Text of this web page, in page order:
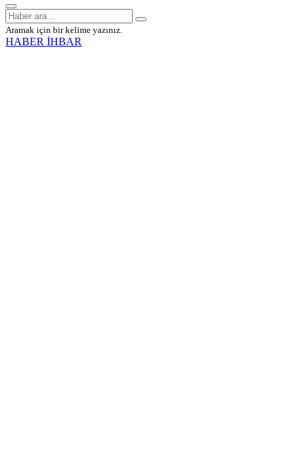
Aramak için bir kelime yazınız.
HABER İHBAR